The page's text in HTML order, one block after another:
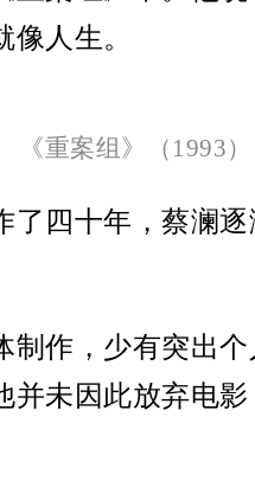
人生。
《重案组》（1993）
了四十年，蔡澜
制作，少有突出
并未因此放弃电